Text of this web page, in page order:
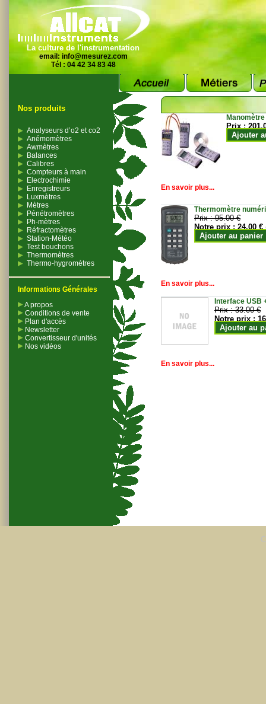
La culture de l'instrumentation
email: info@mesurez.com
Tél : 04 42 34 83 48
Nos produits
Analyseurs d’o2 et co2
Anémomètres
Awmètres
Balances
Calibres
Compteurs à main
Electrochimie
Enregistreurs
Luxmètres
Mètres
Pénétromètres
Ph-mètres
Réfractomètres
Station-Météo
Test bouchons
Thermomètres
Thermo-hygromètres
Informations Générales
A propos
Conditions de vente
Plan d'accès
Newsletter
Convertisseur d'unités
Nos vidéos
Prix :
Ajouter
En savoir plus...
Thermomètre
Prix :95.00 €
Notre prix :24.00 €
Ajouter au panier
En savoir plus...
Interface USB
Prix :33.00 €
Notre prix :
Ajouter au
En savoir plus...